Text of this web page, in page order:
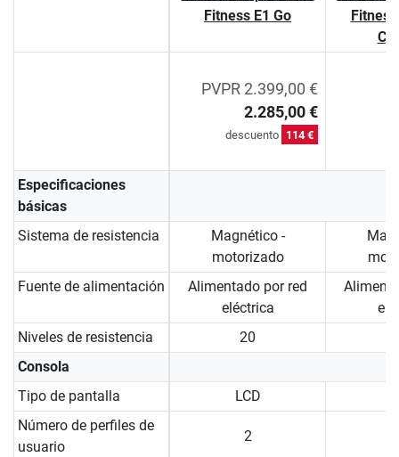
Fitness E1 Go
PVPR 2.399,00 €
2.285,00 €
descuento 114 €
Especificaciones
básicas
Sistema de resistencia
Magnético -
motorizado
Fuente de alimentación
Alimentado por red
eléctrica
Niveles de resistencia
20
Consola
Tipo de pantalla
LCD
Número de perfiles de
usuario
2